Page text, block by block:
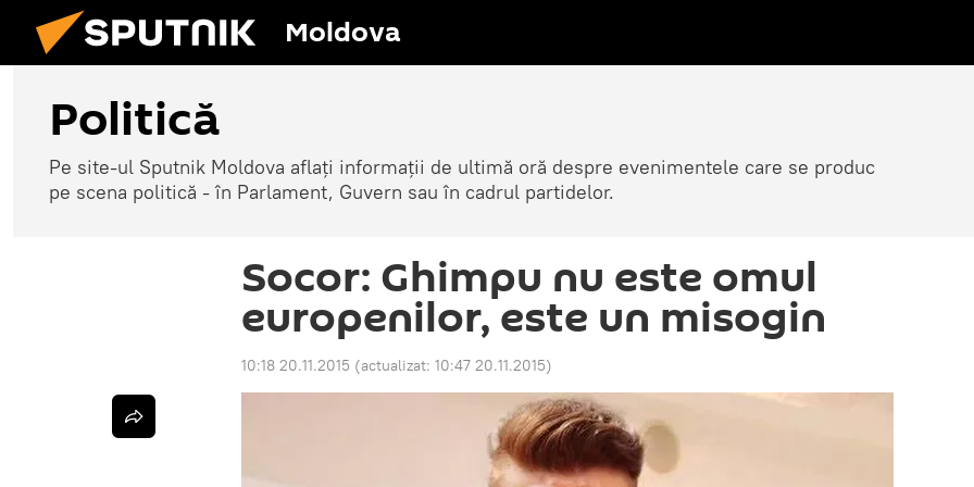
Moldova
Politică
Pe site-ul Sputnik Moldova aflați informații de ultimă oră despre evenimentele care se produc
pe scena politică - în Parlament, Guvern sau în cadrul partidelor.
Socor: Ghimpu nu este omul
europenilor, este un misogin
10:18 20.11.2015 (actualizat: 10:47 20.11.2015)